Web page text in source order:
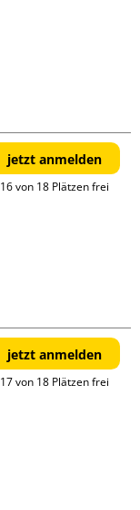
jetzt anmelden
16 von 18 Plätzen frei
jetzt anmelden
17 von 18 Plätzen frei